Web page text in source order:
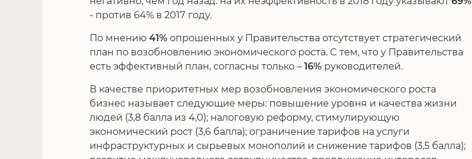
- против 64% в 2017 году.
По мнению 41% опрошенных у Правительства отсутствует стратегический
план по возобновлению экономического роста. С тем, что у Правительства
есть эффективный план, согласны только – 16% руководителей.
В качестве приоритетных мер возобновления экономического роста
бизнес называет следующие меры: повышение уровня и качества жизни
людей (3,8 балла из 4,0); налоговую реформу, стимулирующую
экономический рост (3,6 балла); ограничение тарифов на услуги
инфраструктурных и сырьевых монополий и снижение тарифов (3,5 балла);